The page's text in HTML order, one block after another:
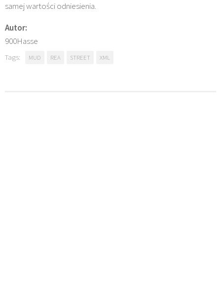
samej wartości odniesienia.
Autor:
900Hasse
Tags: MUD REA STREET XML